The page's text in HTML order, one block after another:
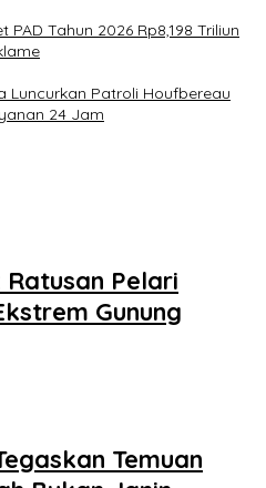
Tahun 2026 Rp8,198 Triliun
Luncurkan Patroli Houfbereau
24 Jam
Pelari
Gunung
Temuan